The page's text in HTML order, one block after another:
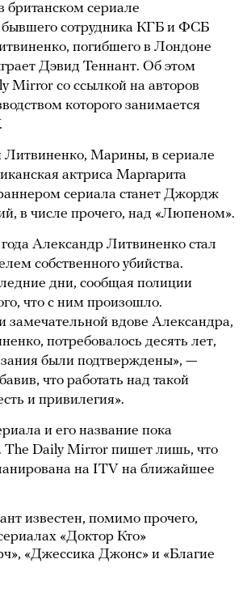
британском сериале
бывшего сотрудника КГБ и ФСБ
погибшего в Лондоне
Дэвид Теннант. Об этом
Mirror со ссылкой на авторов
которого занимается
Литвиненко, Марины, в сериале
актриса Маргарита
сериала станет Джордж
в числе прочего, над «Люпеном».
Александр Литвиненко стал
собственного убийства.
дни, сообщая полиции
что с ним произошло.
замечательной вдове Александра,
потребовалось десять лет,
были подтверждены», —
что работать над такой
и привилегия».
и его название пока
The Daily Mirror пишет лишь, что
на ITV на ближайшее
известен, помимо прочего,
«Доктор Кто»
«Джессика Джонс» и «Благие